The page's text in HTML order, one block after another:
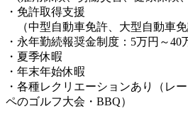
・免許取得支援
（中型自動車免許、大型自動車免
・永年勤続報奨金制度：5万円～40
・夏季休暇
・年末年始休暇
・各種レクリエーションあり（レ
ペのゴルフ大会・BBQ）